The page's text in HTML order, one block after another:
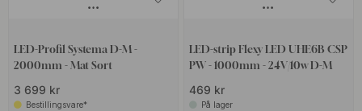
LED-Profil Systema D-M -
2000mm - Mat Sort
3 699 kr
Bestillingsvare*
LED-strip Flexy LED UHE6B CSP
PW - 1000mm - 24V/10w D-M
469 kr
På lager